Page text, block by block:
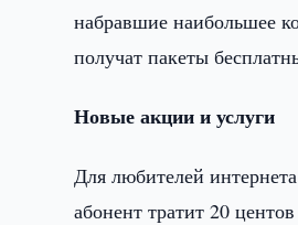
набравшие наибольшее
получат пакеты
Новые акции и услуги
Для любителей
абонент тратит 20